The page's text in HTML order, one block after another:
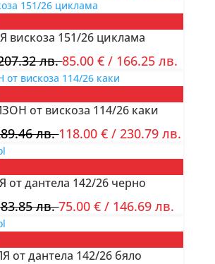
вискоза 151/26 циклама
лв.85.00€ / 166.25 лв.
от вискоза 114/26 каки
лв.118.00€ / 230.79 лв.
от дантела 142/26 черно
лв.75.00€ / 146.69 лв.
от дантела 142/26 бяло